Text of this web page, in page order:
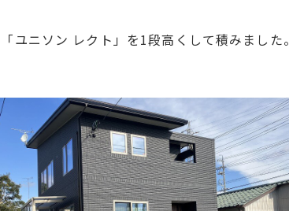
ユニソン レクト」を1段高くして積みました。